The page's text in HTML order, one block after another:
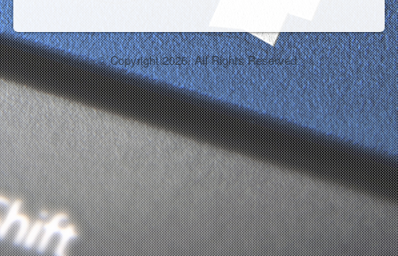
© Copyright 2026. All Rights Reserved.